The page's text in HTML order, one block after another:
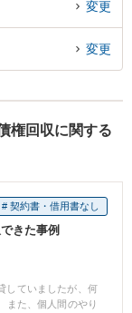
変更
変更
権回収に関する
# 契約書・借用書なし
きた事例
していましたが、何
また、個人間のやり